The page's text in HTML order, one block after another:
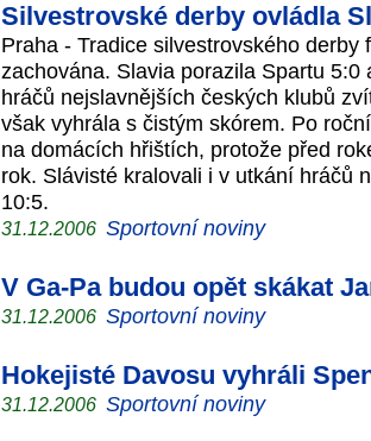
Silvestrovské derby ovládla
Praha - Tradice silvestrovského
zachována. Slavia porazila Spartu
hráčů nejslavnějších českých klubů
však vyhrála s čistým skórem. Po
na domácích hřištích, protože před
rok. Slávisté kralovali i v utkání hráčů
10:5.
31.12.2006 Sportovní noviny
V Ga-Pa budou opět skákat
31.12.2006 Sportovní noviny
Hokejisté Davosu vyhráli
31.12.2006 Sportovní noviny